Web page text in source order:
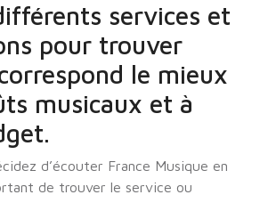
services et
pour trouver
le mieux
musicaux et à
d’écouter France Musique en
de trouver le service ou